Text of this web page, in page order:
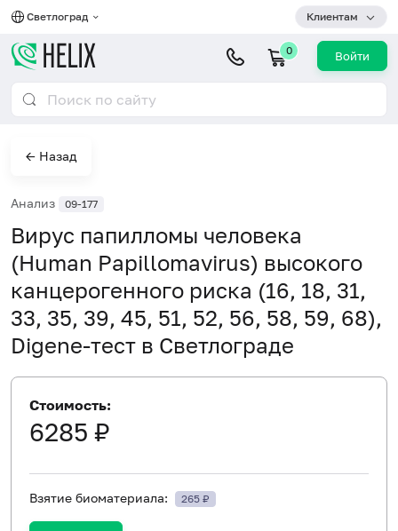
Светлоград Клиентам
0 Войти
← Назад
Анализ 09-177
Вирус папилломы человека
(Human Papillomavirus) высокого
канцерогенного риска (16, 18, 31,
33, 35, 39, 45, 51, 52, 56, 58, 59, 68),
Digene-тест в Светлограде
Стоимость:
6285 ₽
Взятие биоматериала: 265 ₽